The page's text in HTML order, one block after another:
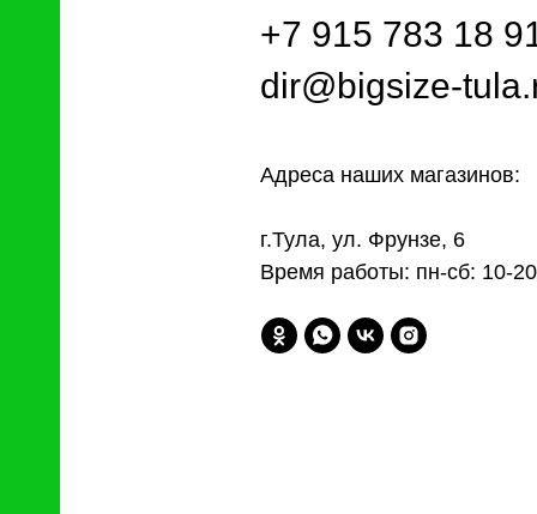
+7 915 783 18
dir@bigsize-
Адреса наших магазинов:
г.Тула, ул. Фрунзе, 6
Время работы: пн-сб: 10-